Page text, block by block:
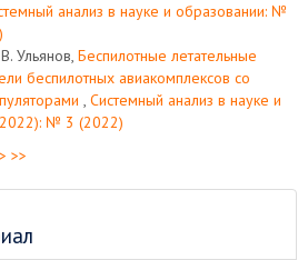
анализ в науке и образовании: №
Ульянов, Беспилотные летательные
беспилотных авиакомплексов со
, Системный анализ в науке и
№ 3 (2022)
> >>